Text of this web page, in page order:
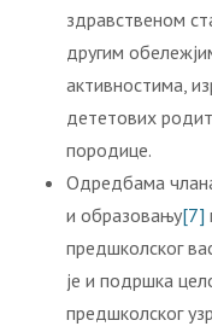
здравственом
другим
активностима,
дететових
породице.
Одредбама
и образовању[7]
предшколског
је и подршка
предшколског